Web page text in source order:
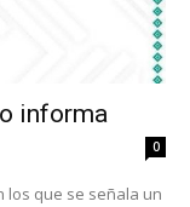
informa
0
los que se señala un